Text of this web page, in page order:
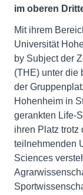
im oberen
Mit ihrem
Universität
by Subject der
(THE) unter die
der
Hohenheim in
gerankten Life-
ihren Platz trotz
teilnehmenden
Sciences